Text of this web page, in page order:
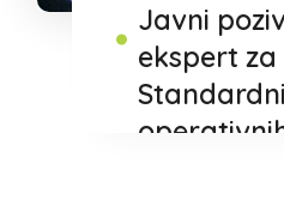
Javni
ekspert